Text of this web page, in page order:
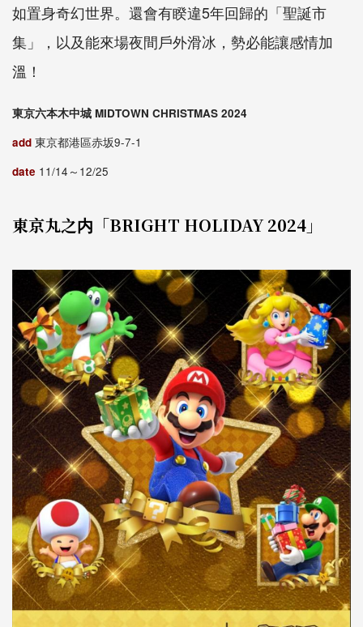
如置身奇幻世界。還會有睽違5年回歸的「聖誕市
集」，以及能來場夜間戶外滑冰，勢必能讓感情加
溫！
東京六本木中城 MIDTOWN CHRISTMAS 2024
add 東京都港區赤坂9-7-1
date 11/14～12/25
東京丸之内「BRIGHT HOLIDAY 2024」